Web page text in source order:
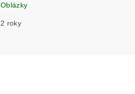
Oblázky
2 roky